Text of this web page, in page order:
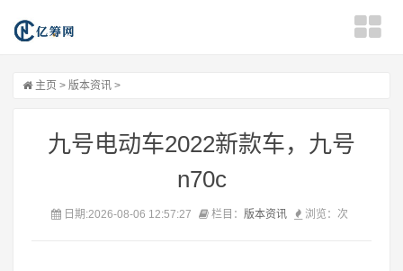
主页 > 版本资讯 >
九号电动车2022新款车，九号
n70c
日期:2026-08-06 12:57:27 栏目： 版本资讯 浏览： 次